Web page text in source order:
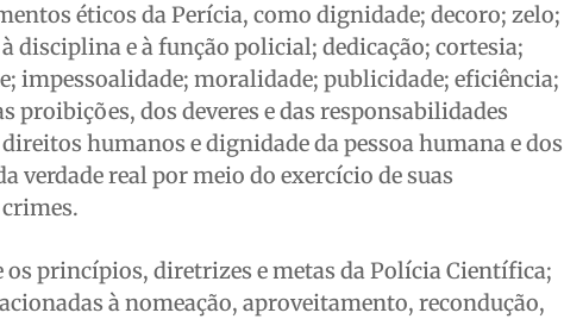
éticos da Perícia, como dignidade; decoro; zelo;
disciplina e à função policial; dedicação; cortesia;
impessoalidade; moralidade; publicidade; eficiência;
proibições, dos deveres e das responsabilidades
humanos e dignidade da pessoa humana e dos
verdade real por meio do exercício de suas
os princípios, diretrizes e metas da Polícia Científica;
à nomeação, aproveitamento, recondução,